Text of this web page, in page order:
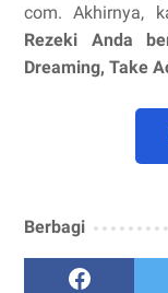
com. Akhirnya,
Rezeki Anda
Dreaming, Take
Berbagi